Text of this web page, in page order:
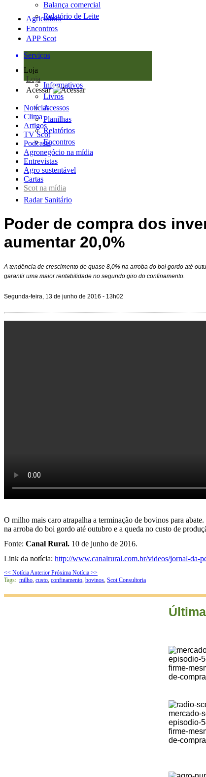
Balança comercial
Relatório de Leite
Agricultura
Encontros
APP Scot
Serviços
Loja
Loja
Informativos
Livros
Acessos
Planilhas
Relatórios
Encontros
Acessar
Notícias
Clima
Artigos
TV Scot
Podcasts
Agronegócio na mídia
Entrevistas
Agro sustentável
Cartas
Scot na mídia
Radar Sanitário
Poder de compra dos
aumentar 20,0%
A tendência de crescimento de quase 8,0% na arroba do boi gordo até
garantir uma maior rentabilidade no segundo giro do confinamento.
Segunda-feira, 13 de junho de 2016 - 13h02
O milho mais caro atrapalha a terminação de bovinos para
na arroba do boi gordo até outubro e a queda no custo de
Fonte: Canal Rural. 10 de junho de 2016.
Link da notícia: http://www.canalrural.com.br/videos/jornal-da-
<< Notícia Anterior Próxima Notícia >>
Tags: milho, custo, confinamento, bovinos, Scot Consultoria